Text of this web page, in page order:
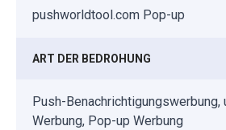
pushworldtool.com Pop-up
ART DER BEDROHUNG
Push-Benachrichtigungswerbung,
Werbung, Pop-up Werbung